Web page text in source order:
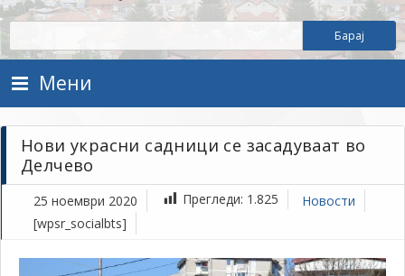
Општина Делчево
Општина Делчево
Мени
Нови украсни садници се засадуваат во
Делчево
25 ноември 2020 Прегледи: 1.825
Новости
[wpsr_socialbts]